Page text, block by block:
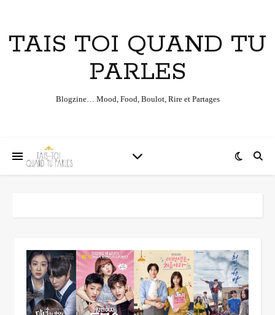
TAIS TOI QUAND TU
PARLES
Blogzine… Mood, Food, Boulot, Rire et Partages